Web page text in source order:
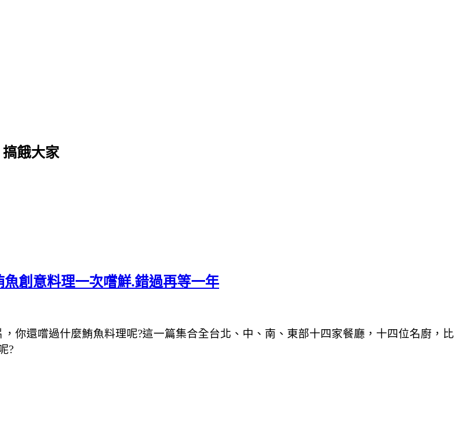
餓大家
創意料理一次嚐鮮.錯過再等一年
你還嚐過什麼鮪魚料理呢?這一篇集合全台北、中、南、東部十四家餐廳，十四位名廚，比
?